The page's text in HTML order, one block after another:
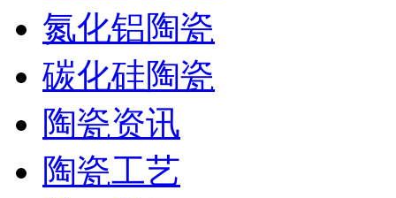
氮化铝陶瓷
碳化硅陶瓷
陶瓷资讯
陶瓷工艺